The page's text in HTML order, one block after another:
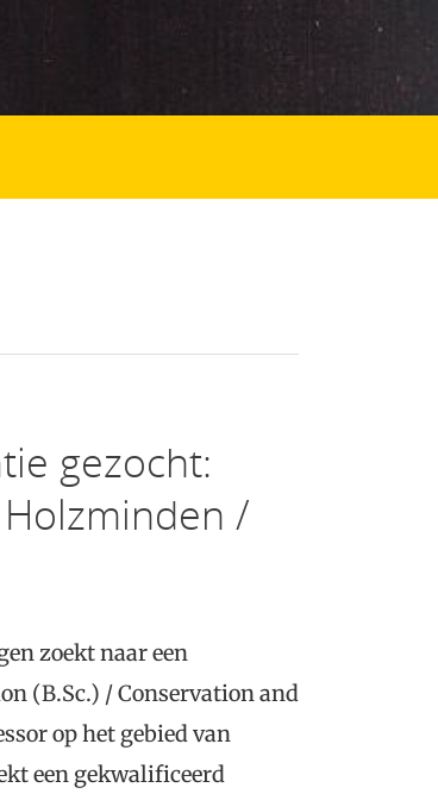
gezocht:
/
zoekt naar een
(B.Sc.) / Conservation and
op het gebied van
een gekwalificeerd